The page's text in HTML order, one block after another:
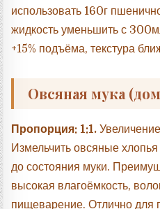
использовать 160г
жидкость уменьшить с
+15% подъёма, текстура
Овсяная мука
Пропорция: 1:1.
Измельчить овсяные
до состояния муки.
высокая влагоёмкость,
пищеварение. Отлично для